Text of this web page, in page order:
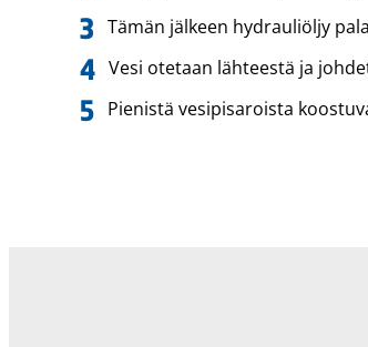
Tämän jälkeen hydrauliöljy
Vesi otetaan lähteestä ja
Pienistä vesipisaroista